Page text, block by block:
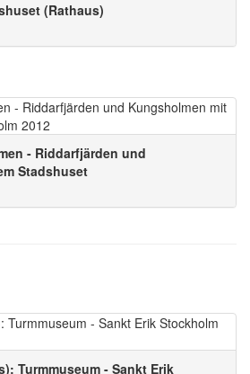
(Rathaus)
- Riddarfjärden und
Stadshuset
Turmmuseum - Sankt Erik